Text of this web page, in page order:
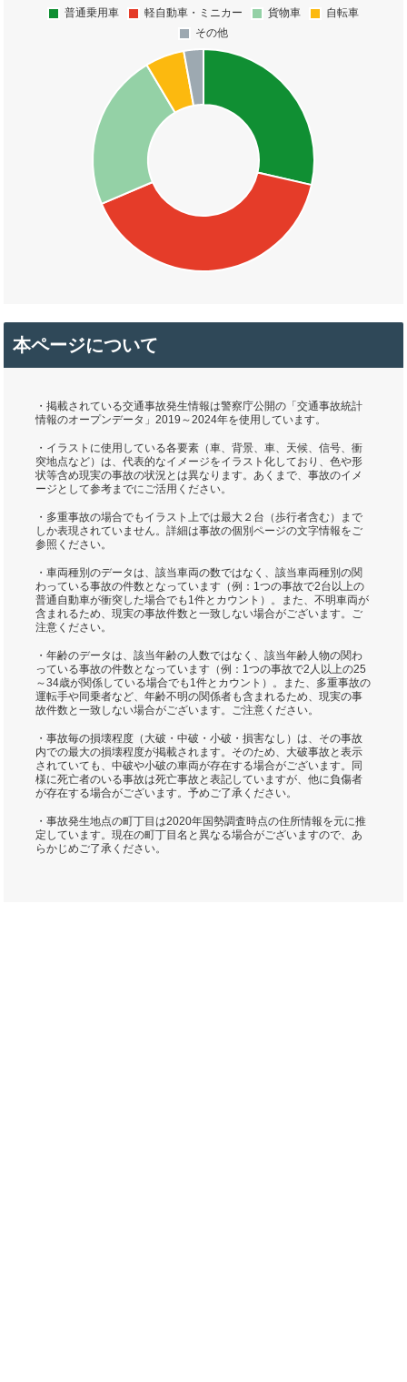
本ページについて
・掲載されている交通事故発生情報は警察庁公開の「交通事故統計
情報のオープンデータ」2019～2024年を使用しています。
・イラストに使用している各要素（車、背景、車、天候、信号、衝
突地点など）は、代表的なイメージをイラスト化しており、色や形
状等含め現実の事故の状況とは異なります。あくまで、事故のイメ
ージとして参考までにご活用ください。
・多重事故の場合でもイラスト上では最大２台（歩行者含む）まで
しか表現されていません。詳細は事故の個別ページの文字情報をご
参照ください。
・車両種別のデータは、該当車両の数ではなく、該当車両種別の関
わっている事故の件数となっています（例：1つの事故で2台以上の
普通自動車が衝突した場合でも1件とカウント）。また、不明車両が
含まれるため、現実の事故件数と一致しない場合がございます。ご
注意ください。
・年齢のデータは、該当年齢の人数ではなく、該当年齢人物の関わ
っている事故の件数となっています（例：1つの事故で2人以上の25
～34歳が関係している場合でも1件とカウント）。また、多重事故の
運転手や同乗者など、年齢不明の関係者も含まれるため、現実の事
故件数と一致しない場合がございます。ご注意ください。
・事故毎の損壊程度（大破・中破・小破・損害なし）は、その事故
内での最大の損壊程度が掲載されます。そのため、大破事故と表示
されていても、中破や小破の車両が存在する場合がございます。同
様に死亡者のいる事故は死亡事故と表記していますが、他に負傷者
が存在する場合がございます。予めご了承ください。
・事故発生地点の町丁目は2020年国勢調査時点の住所情報を元に推
定しています。現在の町丁目名と異なる場合がございますので、あ
らかじめご了承ください。